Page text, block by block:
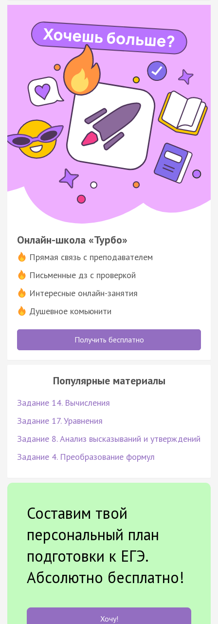
Онлайн-школа «Турбо»
Прямая связь с преподавателем
Письменные дз с проверкой
Интересные онлайн-занятия
Душевное комьюнити
Получить бесплатно
Популярные материалы
Задание 14. Вычисления
Задание 17. Уравнения
Задание 8. Анализ высказываний и утверждений
Задание 4. Преобразование формул
Составим твой
персональный план
подготовки к ЕГЭ.
Абсолютно бесплатно!
Хочу!